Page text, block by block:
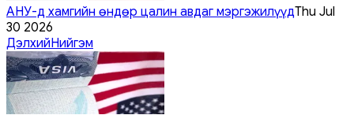
АНУ-д хамгийн өндөр цалин авдаг мэргэжилүүдThu Jul
30 2026
ДэлхийНийгэм